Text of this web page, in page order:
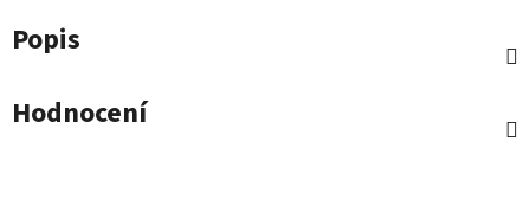
Popis
Hodnocení